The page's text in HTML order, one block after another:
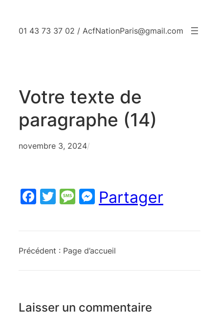
contenu
01 43 73 37 02 / AcfNationParis@gmail.com
Votre texte de
paragraphe (14)
novembre 3, 2024/
Facebook
Twitter
Message
Messenger
Partager
Précédent : Page d’accueil
Laisser un commentaire